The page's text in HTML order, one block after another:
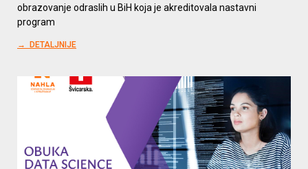
obrazovanje odraslih u BiH koja je akreditovala nastavni
program
→ DETALJNIJE